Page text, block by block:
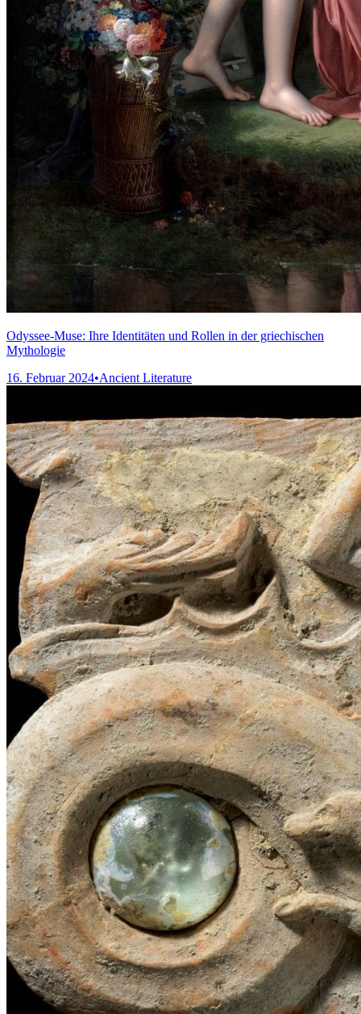
Odyssee-Muse: Ihre Identitäten und Rollen in der griechischen
Mythologie
16. Februar 2024•Ancient Literature